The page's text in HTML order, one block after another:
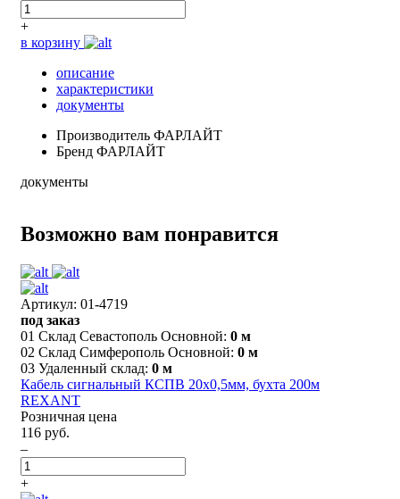
+
в корзину
описание
характеристики
документы
Производитель ФАРЛАЙТ
Бренд ФАРЛАЙТ
документы
Возможно вам понравится
Артикул: 01-4719
под заказ
01 Склад Севастополь Основной: 0 м
02 Склад Симферополь Основной: 0 м
03 Удаленный склад: 0 м
Кабель сигнальный КСПВ 20х0,5мм, бухта 200м
REXANT
Розничная цена
116 руб.
–
+